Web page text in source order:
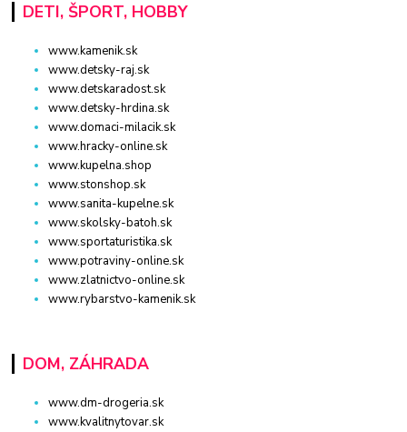
DETI, ŠPORT, HOBBY
www.kamenik.sk
www.detsky-raj.sk
www.detskaradost.sk
www.detsky-hrdina.sk
www.domaci-milacik.sk
www.hracky-online.sk
www.kupelna.shop
www.stonshop.sk
www.sanita-kupelne.sk
www.skolsky-batoh.sk
www.sportaturistika.sk
www.potraviny-online.sk
www.zlatnictvo-online.sk
www.rybarstvo-kamenik.sk
DOM, ZÁHRADA
www.dm-drogeria.sk
www.kvalitnytovar.sk